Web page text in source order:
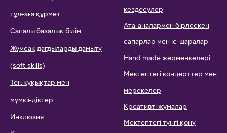
тұлғаға құрмет
Сапалы базалық білім
Жұмсақ дағдыларды дамыту
(soft skills)
Тең құқықтар мен
мүмкіндіктер
Инклюзия
кездесулер
Ата-аналармен бірлескен
сапарлар мен іс-шаралар
Hand made жәрмеңкелері
Мектептегі концерттер мен
мерекелер
Креативті жұмалар
Мектептегі түнгі қону